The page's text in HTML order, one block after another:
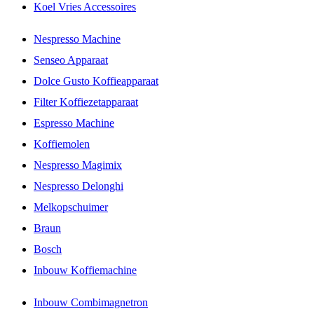
Koel Vries Accessoires
Nespresso Machine
Senseo Apparaat
Dolce Gusto Koffieapparaat
Filter Koffiezetapparaat
Espresso Machine
Koffiemolen
Nespresso Magimix
Nespresso Delonghi
Melkopschuimer
Braun
Bosch
Inbouw Koffiemachine
Inbouw Combimagnetron